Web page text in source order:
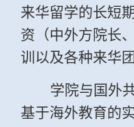
来华留学的长短
资（中外方院长
训以及各种来华
学院与国外
基于海外教育的